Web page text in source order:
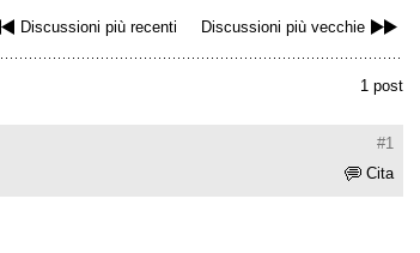
Discussioni più recenti Discussioni più vecchie
1 post
#1
Cita